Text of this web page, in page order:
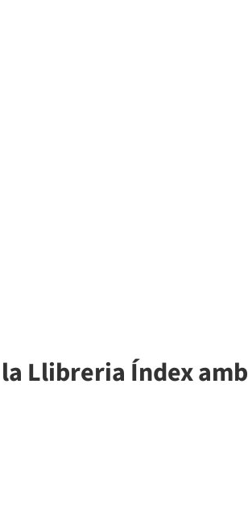
la Llibreria Índex amb